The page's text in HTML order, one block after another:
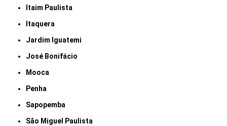
Itaim Paulista
Itaquera
Jardim Iguatemi
José Bonifácio
Mooca
Penha
Sapopemba
São Miguel Paulista